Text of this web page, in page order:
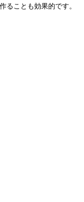
ることも効果的です。